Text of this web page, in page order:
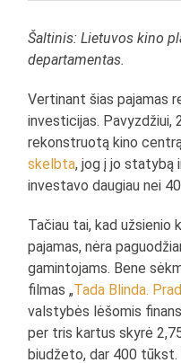
Šaltinis: Lietuvos kino
departamentas.
Vertinant šias pajamas
investicijas. Pavyzdžiui,
rekonstruotą kino centrą
skelbta, jog į jo statybą
investavo daugiau nei
Tačiau tai, kad užsienio
pajamas, nėra
gamintojams. Bene
filmas „Tada Blinda.
valstybės lėšomis
per tris kartus skyrė
biudžeto, dar 400